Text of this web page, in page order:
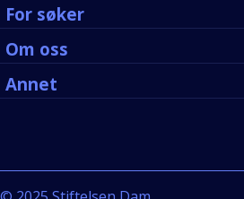
For søker
Om oss
Annet